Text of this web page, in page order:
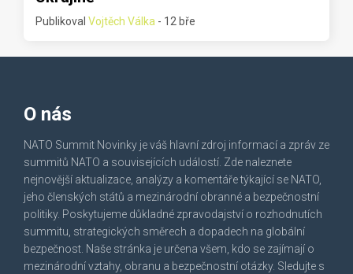
Publikoval Vojtěch Válka - 12 bře
O nás
NATO Summit Novinky je váš hlavní zdroj informací a zpráv ze
summitů NATO a souvisejících událostí. Zde naleznete
nejnovější aktualizace, analýzy a komentáře týkající se NATO,
jeho členských států a mezinárodní obranné a bezpečnostní
politiky. Poskytujeme důkladné zpravodajství o rozhodnutích
summitu, strategických směrech a dopadech na globální
bezpečnost. Naše stránka je určena všem, kdo se zajímají o
mezinárodní vztahy, obranu a bezpečnostní otázky. Sledujte s